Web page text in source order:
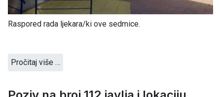
Raspored rada ljekara/ki ove sedmice.
Pročitaj više …